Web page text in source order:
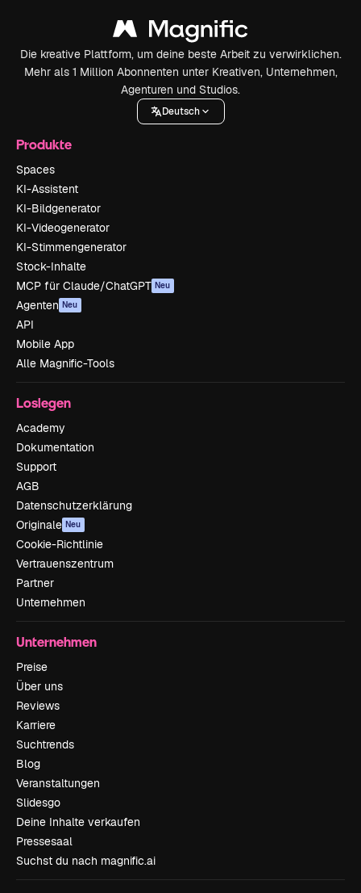
Die kreative Plattform, um deine beste Arbeit zu verwirklichen.
Mehr als 1 Million Abonnenten unter Kreativen, Unternehmen,
Agenturen und Studios.
Deutsch
Produkte
Spaces
KI-Assistent
KI-Bildgenerator
KI-Videogenerator
KI-Stimmengenerator
Stock-Inhalte
MCP für Claude/ChatGPT Neu
Agenten Neu
API
Mobile App
Alle Magnific-Tools
Loslegen
Academy
Dokumentation
Support
AGB
Datenschutzerklärung
Originale Neu
Cookie-Richtlinie
Vertrauenszentrum
Partner
Unternehmen
Unternehmen
Preise
Über uns
Reviews
Karriere
Suchtrends
Blog
Veranstaltungen
Slidesgo
Deine Inhalte verkaufen
Pressesaal
Suchst du nach magnific.ai